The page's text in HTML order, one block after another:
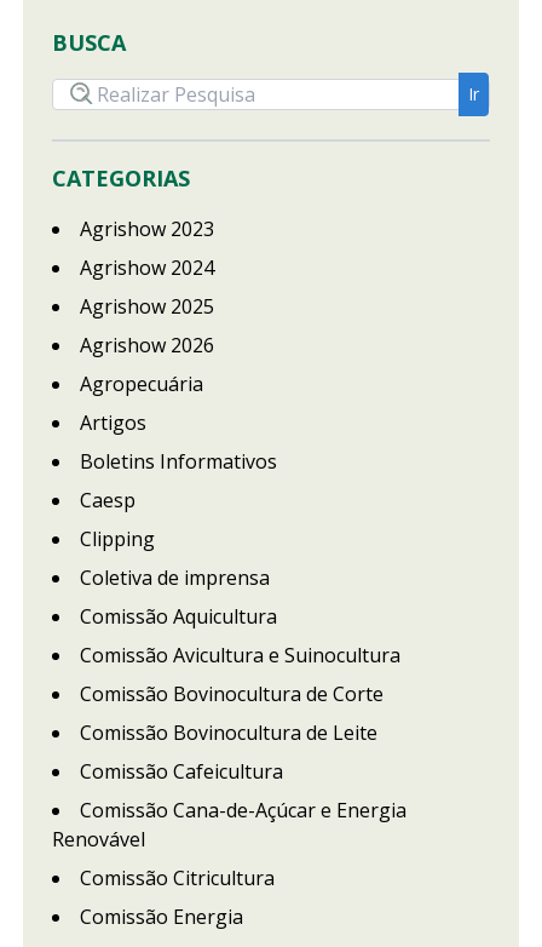
BUSCA
CATEGORIAS
Agrishow 2023
Agrishow 2024
Agrishow 2025
Agrishow 2026
Agropecuária
Artigos
Boletins Informativos
Caesp
Clipping
Coletiva de imprensa
Comissão Aquicultura
Comissão Avicultura e Suinocultura
Comissão Bovinocultura de Corte
Comissão Bovinocultura de Leite
Comissão Cafeicultura
Comissão Cana-de-Açúcar e Energia
Renovável
Comissão Citricultura
Comissão Energia